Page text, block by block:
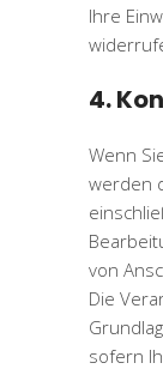
Ihre
4.
Wenn
werden
von
Die
sofern